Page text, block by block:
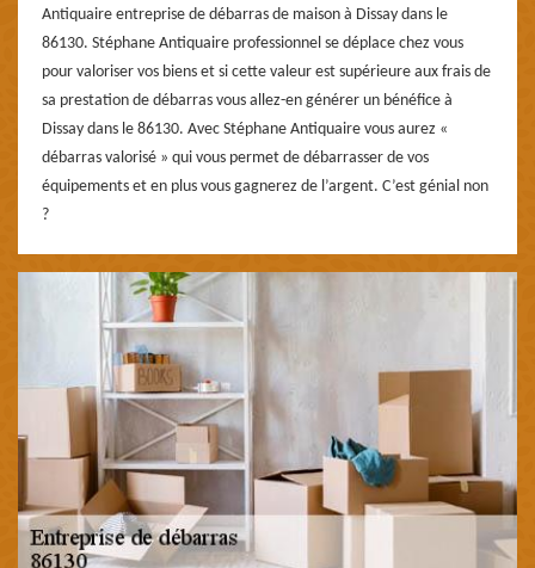
Antiquaire entreprise de débarras de maison à Dissay dans le
86130. Stéphane Antiquaire professionnel se déplace chez vous
pour valoriser vos biens et si cette valeur est supérieure aux frais de
sa prestation de débarras vous allez-en générer un bénéfice à
Dissay dans le 86130. Avec Stéphane Antiquaire vous aurez «
débarras valorisé » qui vous permet de débarrasser de vos
équipements et en plus vous gagnerez de l’argent. C’est génial non
?